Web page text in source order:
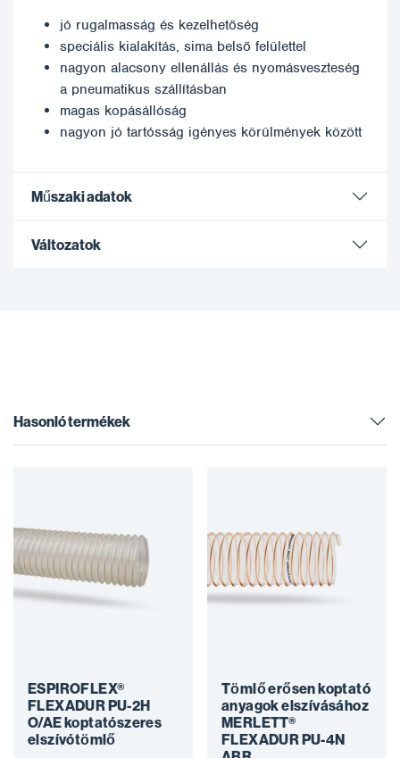
jó rugalmasság és kezelhetőség
speciális kialakítás, sima belső felülettel
nagyon alacsony ellenállás és nyomásveszteség
a pneumatikus szállításban
magas kopásállóság
nagyon jó tartósság igényes körülmények között
Műszaki adatok
Változatok
Hasonló termékek
ESPIROFLEX®
FLEXADUR PU-2H
O/AE koptatószeres
elszívótömlő
Tömlő erősen koptató
anyagok elszívásához
MERLETT®
FLEXADUR PU-4N